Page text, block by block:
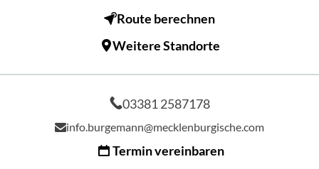
Route berechnen
Weitere Standorte
03381 2587178
info.burgemann@mecklenburgische.com
Termin vereinbaren